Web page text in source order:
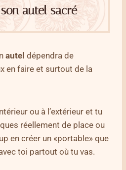
autel sacré
autel dépendra de
en faire et surtout de la
ou à l’extérieur et tu
réellement de place ou
en créer un «portable» que
toi partout où tu vas.